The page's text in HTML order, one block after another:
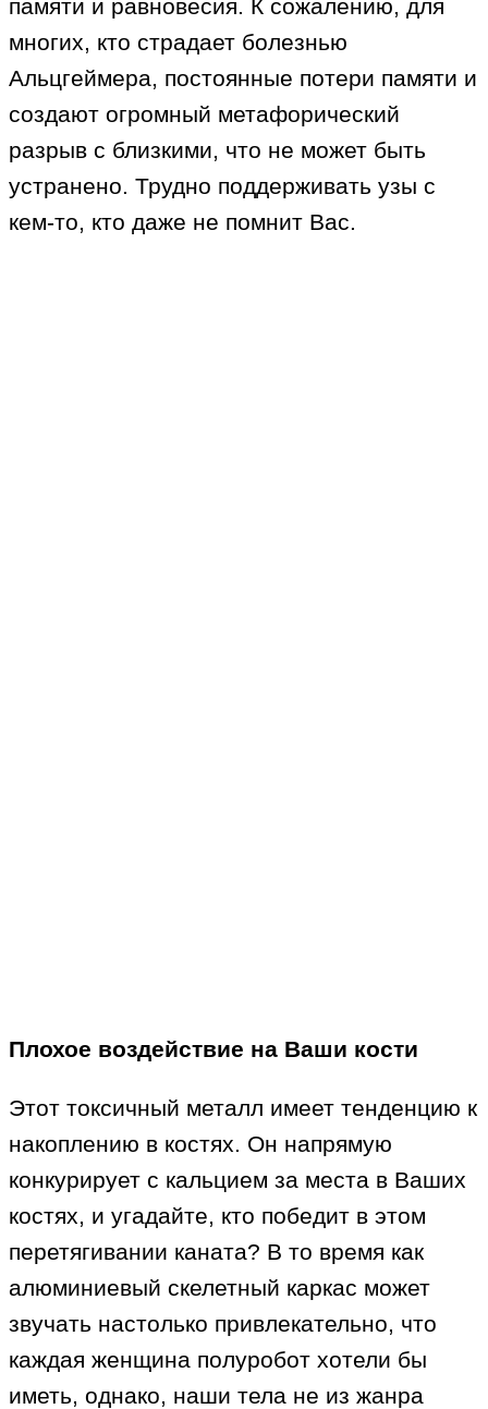
памяти и равновесия. К сожалению, для
многих, кто страдает болезнью
Альцгеймера, постоянные потери памяти и
создают огромный метафорический
разрыв с близкими, что не может быть
устранено. Трудно поддерживать узы с
кем-то, кто даже не помнит Вас.
Плохое воздействие на Ваши кости
Этот токсичный металл имеет тенденцию к
накоплению в костях. Он напрямую
конкурирует с кальцием за места в Ваших
костях, и угадайте, кто победит в этом
перетягивании каната? В то время как
алюминиевый скелетный каркас может
звучать настолько привлекательно, что
каждая женщина полуробот хотели бы
иметь, однако, наши тела не из жанра